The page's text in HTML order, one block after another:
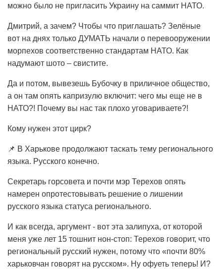
можно было не пригласить Украину на саммит НАТО.
Дмитрий, а зачем? Чтобы что приглашать? Зелёные
вот на днях только ДУМАТЬ начали о перевооружении
морпехов соответственно стандартам НАТО. Как
надумают шото – свистите.
Да и потом, вывезешь Бубочку в приличное общество,
а он там опять капризулю включит: чего мы еще не в
НАТО?! Почему вы нас так плохо уговариваете?!
Кому нужен этот цирк?
📌 В Харькове продолжают таскать тему регионального
языка. Русского конечно.
Секретарь горсовета и почти мэр Терехов опять
намерен опротестовывать решение о лишении
русского языка статуса регионального.
И как всегда, аргумент - вот эта залипуха, от которой
меня уже лет 15 тошнит нон-стоп: Терехов говорит, что
региональный русский нужен, потому что «почти 80%
харьковчан говорят на русском». Ну офуеть теперь! И?